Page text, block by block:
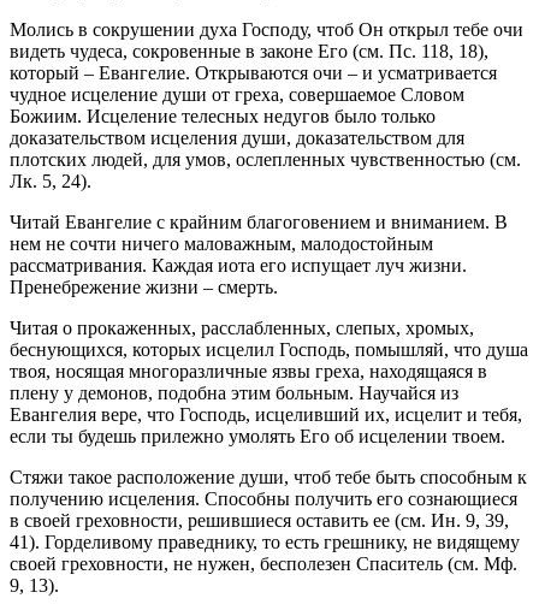
Молись в сокрушении духа Господу, чтоб Он открыл тебе очи
видеть чудеса, сокровенные в законе Его (см. Пс. 118, 18),
который – Евангелие. Открываются очи – и усматривается
чудное исцеление души от греха, совершаемое Словом
Божиим. Исцеление телесных недугов было только
доказательством исцеления души, доказательством для
плотских людей, для умов, ослепленных чувственностью (см.
Лк. 5, 24).
Читай Евангелие с крайним благоговением и вниманием. В
нем не сочти ничего маловажным, малодостойным
рассматривания. Каждая иота его испущает луч жизни.
Пренебрежение жизни – смерть.
Читая о прокаженных, расслабленных, слепых, хромых,
беснующихся, которых исцелил Господь, помышляй, что душа
твоя, носящая многоразличные язвы греха, находящаяся в
плену у демонов, подобна этим больным. Научайся из
Евангелия вере, что Господь, исцеливший их, исцелит и тебя,
если ты будешь прилежно умолять Его об исцелении твоем.
Стяжи такое расположение души, чтоб тебе быть способным к
получению исцеления. Способны получить его сознающиеся
в своей греховности, решившиеся оставить ее (см. Ин. 9, 39,
41). Горделивому праведнику, то есть грешнику, не видящему
своей греховности, не нужен, бесполезен Спаситель (см. Мф.
9, 13).